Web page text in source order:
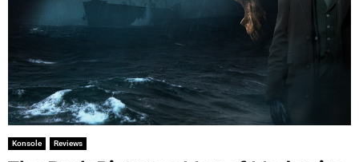
Konsole Reviews